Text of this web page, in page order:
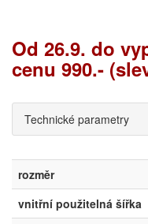
Od 26.9. do
cenu 990.-
Technické parametry
rozměr
vnitřní použitelná šířka